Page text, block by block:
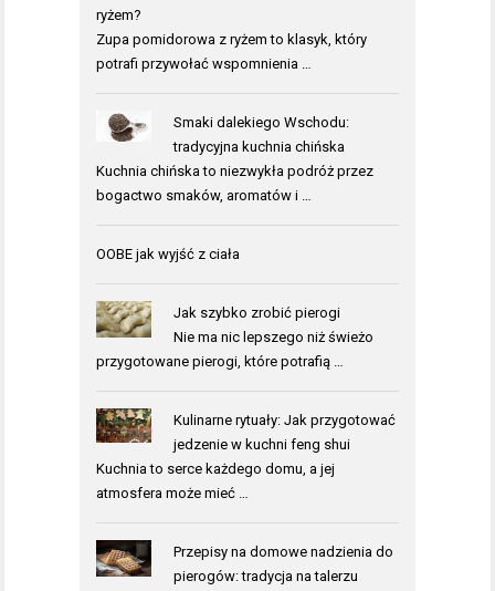
ryżem?
Zupa pomidorowa z ryżem to klasyk, który
potrafi przywołać wspomnienia …
Smaki dalekiego Wschodu:
tradycyjna kuchnia chińska
Kuchnia chińska to niezwykła podróż przez
bogactwo smaków, aromatów i …
OOBE jak wyjść z ciała
Jak szybko zrobić pierogi
Nie ma nic lepszego niż świeżo
przygotowane pierogi, które potrafią …
Kulinarne rytuały: Jak przygotować
jedzenie w kuchni feng shui
Kuchnia to serce każdego domu, a jej
atmosfera może mieć …
Przepisy na domowe nadzienia do
pierogów: tradycja na talerzu